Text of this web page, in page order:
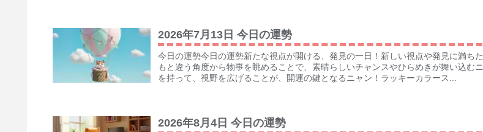
2026年7月13日 今日の運勢
今日の運勢今日の運勢新たな視点が開ける、発見の一日！新しい視点や発見に満ち
もと違う角度から物事を眺めることで、素晴らしいチャンスやひらめきが舞い込む
を持って、視野を広げることが、開運の鍵となるニャン！ラッキーカラース...
2026年8月4日 今日の運勢